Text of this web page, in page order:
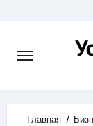
content
Главная